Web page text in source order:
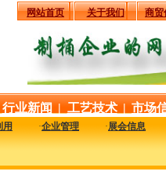
网站首页 关于我们 商贸
行业新闻 | 工艺技术 | 市场
用 ·企业管理 ·展会信息